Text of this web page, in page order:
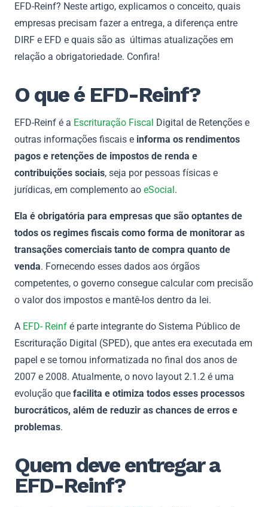
EFD-Reinf? Neste artigo, explicamos o conceito, quais
empresas precisam fazer a entrega, a diferença entre
DIRF e EFD e quais são as últimas atualizações em
relação a obrigatoriedade. Confira!
O que é EFD-Reinf?
EFD-Reinf é a Escrituração Fiscal Digital de Retenções e
outras informações fiscais e informa os rendimentos
pagos e retenções de impostos de renda e
contribuições sociais, seja por pessoas físicas e
jurídicas, em complemento ao eSocial.
Ela é obrigatória para empresas que são optantes de
todos os regimes fiscais como forma de monitorar as
transações comerciais tanto de compra quanto de
venda. Fornecendo esses dados aos órgãos
competentes, o governo consegue calcular com precisão
o valor dos impostos e mantê-los dentro da lei.
A EFD- Reinf é parte integrante do Sistema Público de
Escrituração Digital (SPED), que antes era executada em
papel e se tornou informatizada no final dos anos de
2007 e 2008. Atualmente, o novo layout 2.1.2 é uma
evolução que facilita e otimiza todos esses processos
burocráticos, além de reduzir as chances de erros e
problemas.
Quem deve entregar a
EFD-Reinf?